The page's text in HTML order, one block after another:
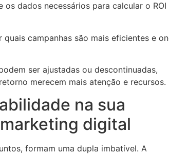
dados necessários para calcular o ROI
quais campanhas são mais eficientes e
ser ajustadas ou descontinuadas,
merecem mais atenção e recursos.
na sua
digital
formam uma dupla imbatível. A